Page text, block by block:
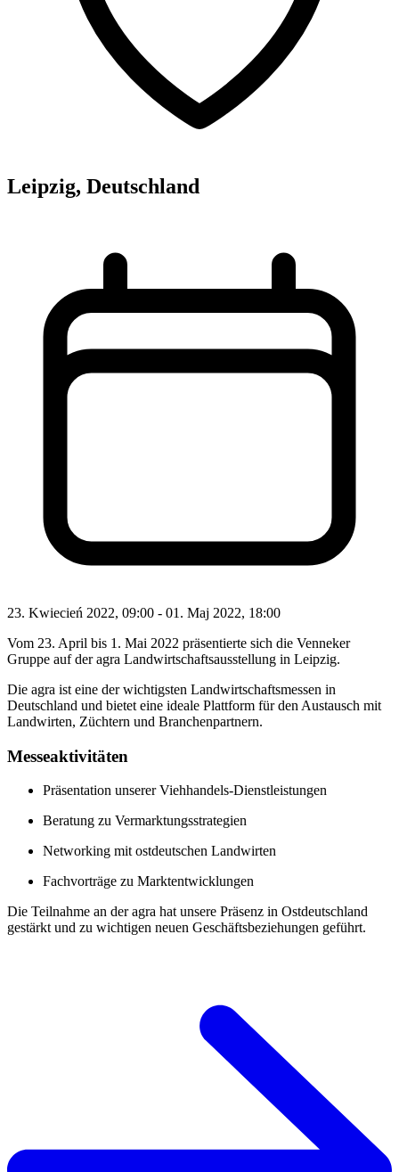
Leipzig, Deutschland
23. Kwiecień 2022, 09:00 - 01. Maj 2022, 18:00
Vom 23. April bis 1. Mai 2022 präsentierte sich die Venneker
Gruppe auf der agra Landwirtschaftsausstellung in Leipzig.
Die agra ist eine der wichtigsten Landwirtschaftsmessen in
Deutschland und bietet eine ideale Plattform für den Austausch mit
Landwirten, Züchtern und Branchenpartnern.
Messeaktivitäten
Präsentation unserer Viehhandels-Dienstleistungen
Beratung zu Vermarktungsstrategien
Networking mit ostdeutschen Landwirten
Fachvorträge zu Marktentwicklungen
Die Teilnahme an der agra hat unsere Präsenz in Ostdeutschland
gestärkt und zu wichtigen neuen Geschäftsbeziehungen geführt.